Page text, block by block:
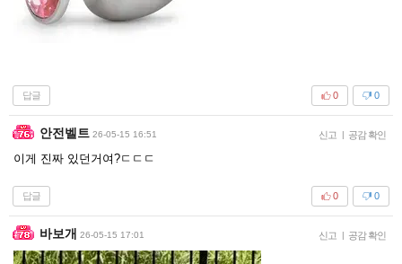
답글 0
0
안전벨트 26-05-15 16:51 신고 | 공감 확인
이게 진짜 있던거여?ㄷㄷㄷ
답글 0
0
바보개 26-05-15 17:01 신고 | 공감 확인